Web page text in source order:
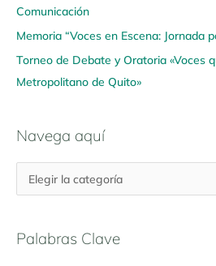
Comunicación
Memoria “Voces en Escena: Jornada
Torneo de Debate y Oratoria «Voces
Metropolitano de Quito»
Navega aquí
Palabras Clave